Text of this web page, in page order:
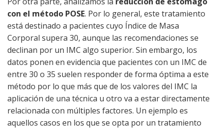
con el método POSE. Por lo general, este tratamiento
está destinado a pacientes cuyo Índice de Masa
Corporal supera 30, aunque las recomendaciones se
declinan por un IMC algo superior. Sin embargo, los
datos ponen en evidencia que pacientes con un IMC de
entre 30 o 35 suelen responder de forma óptima a este
método por lo que más que de los valores del IMC la
aplicación de una técnica u otro va a estar directamente
relacionada con múltiples factores. Un ejemplo es
aquellos casos en los que se opta por un tratamiento